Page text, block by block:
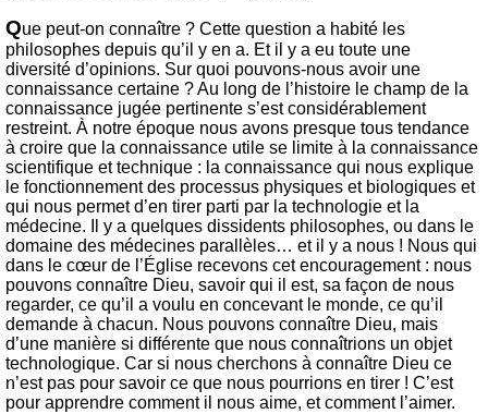
Que peut-on connaître ? Cette question a habité les
philosophes depuis qu’il y en a. Et il y a eu toute une
diversité d’opinions. Sur quoi pouvons-nous avoir une
connaissance certaine ? Au long de l’histoire le champ de la
connaissance jugée pertinente s’est considérablement
restreint. À notre époque nous avons presque tous tendance
à croire que la connaissance utile se limite à la connaissance
scientifique et technique : la connaissance qui nous explique
le fonctionnement des processus physiques et biologiques et
qui nous permet d’en tirer parti par la technologie et la
médecine. Il y a quelques dissidents philosophes, ou dans le
domaine des médecines parallèles… et il y a nous ! Nous qui
dans le cœur de l’Église recevons cet encouragement : nous
pouvons connaître Dieu, savoir qui il est, sa façon de nous
regarder, ce qu’il a voulu en concevant le monde, ce qu’il
demande à chacun. Nous pouvons connaître Dieu, mais
d’une manière si différente que nous connaîtrions un objet
technologique. Car si nous cherchons à connaître Dieu ce
n’est pas pour savoir ce que nous pourrions en tirer ! C’est
pour apprendre comment il nous aime, et comment l’aimer.